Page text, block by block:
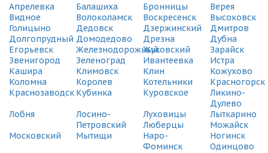
СДЭК
Мытищи, Шараповский пр., стр. 7
(495) 128-95-59
СДЭК
Зеленоград, Савелкинский проезд, 12
(495) 128-95-59
ВНИИССОК, Одинцовский р-н, ул. Рябиновая, 5
(495) 128-95-59
Апрелевка
Балашиха Бронницы
Верея
Видное
Волоколамск Воскресенск
Высоковск
Голицыно
Дедовск Дзержинский
Дмитров
Долгопрудный Домодедово Дрезна
Дубна
Егорьевск
ЖелезнодорожныйЖуковский
Зарайск
Звенигород
Зеленоград Ивантеевка
Истра
Кашира
Климовск Клин
Кожухово
Коломна
Королев Котельники
Красногорск
Краснозаводск Кубинка Куровское
Ликино-
Дулево
Лобня
Лосино-
Петровский
Луховицы
Лыткарино
Люберцы
Можайск
Московский
Мытищи
Наро-
Фоминск
Ногинск
Одинцово